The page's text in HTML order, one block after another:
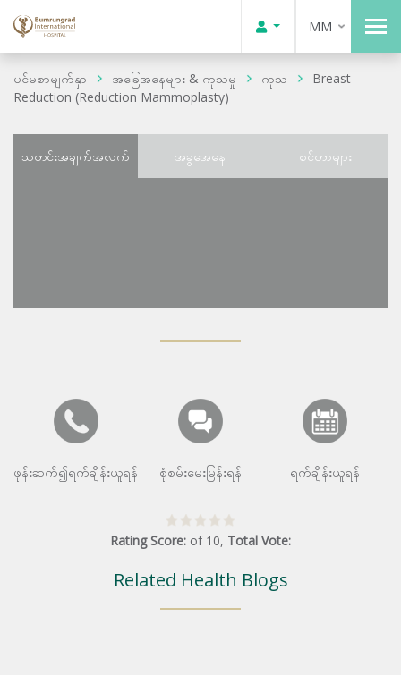
MM
ပင်မစာမျက်နှာ အခြေအနေများ & ကုသမှု ကုသ
Breast
Reduction (Reduction Mammoplasty)
သတင်းအချက်အလက် အခွအေနေ စင်တာများ
ဖုန်းဆက်၍ရက်ချိန်းယူရန် စုံစမ်းမေးမြန်းရန် ရက်ချိန်းယူရန်
Rating Score: of 10, Total Vote:
Related Health Blogs